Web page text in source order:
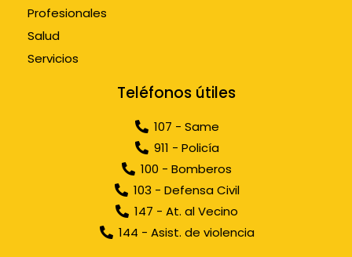
Profesionales
Salud
Servicios
Teléfonos útiles
107 - Same
911 - Policía
100 - Bomberos
103 - Defensa Civil
147 - At. al Vecino
144 - Asist. de violencia